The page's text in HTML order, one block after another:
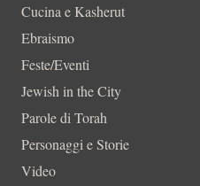
Cucina e Kasherut
Ebraismo
Feste/Eventi
Jewish in the City
Parole di Torah
Personaggi e Storie
Video